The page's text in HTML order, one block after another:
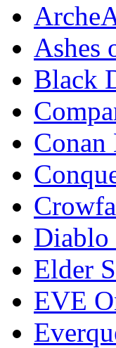
Ashes
Black
Conan
Diablo
Elder
EVE